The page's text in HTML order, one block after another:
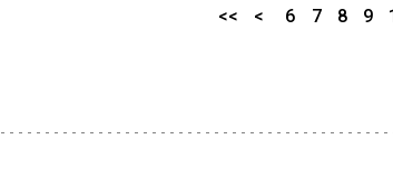
<< < 6 7 8 9